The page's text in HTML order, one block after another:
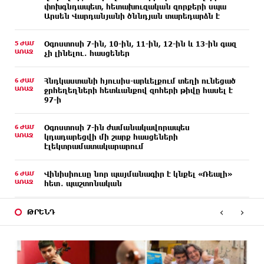
փոխգնդապետ, հետախուզական զորքերի սպա
Արսեն Վարդանյանի ծննդյան տարեդարձն է
5 ԺԱՄ
ԱՌԱՋ
Օգոստոսի 7-ին, 10-ին, 11-ին, 12-ին և 13-ին գազ
չի լինելու․ հասցեներ
6 ԺԱՄ
ԱՌԱՋ
Հնդկաստանի հյուսիս-արևելքում տեղի ունեցած
ջրհեղեղների հետևանքով զոհերի թիվը հասել է
97-ի
6 ԺԱՄ
ԱՌԱՋ
Օգոստոսի 7-ին ժամանակավորապես
կդադարեցվի մի շարք հասցեների
էլեկտրամատակարարում
6 ԺԱՄ
ԱՌԱՋ
Վինիսիուսը նոր պայմանագիր է կնքել «Ռեալի»
հետ․ պաշտոնական
7 ԺԱՄ
Սպասվում է քամու ուժգնացում, ամպրոպ․
Խոշոր հրդեհ՝ Երևանի Սիլիկյան թաղամասի
հարևանությամբ գտնվող աղբավայրում. կրակն
ԹՐԵՆԴ ‹ ›